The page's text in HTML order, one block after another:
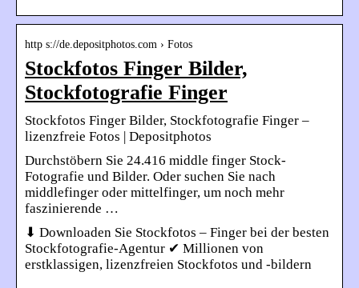
http s://de.depositphotos.com › Fotos
Stockfotos Finger Bilder,
Stockfotografie Finger
Stockfotos Finger Bilder, Stockfotografie Finger –
lizenzfreie Fotos | Depositphotos
Durchstöbern Sie 24.416 middle finger Stock-
Fotografie und Bilder. Oder suchen Sie nach
middlefinger oder mittelfinger, um noch mehr
faszinierende …
⬇ Downloaden Sie Stockfotos – Finger bei der besten
Stockfotografie-Agentur ✔ Millionen von
erstklassigen, lizenzfreien Stockfotos und -bildern